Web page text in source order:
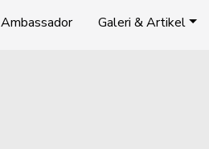
Ambassador Galeri & Artikel